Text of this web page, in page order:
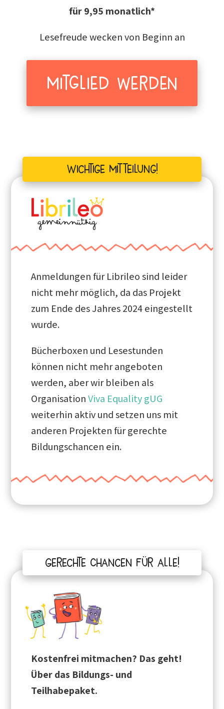
für 9,95 monatlich*
Lesefreude wecken von Beginn an
Mitglied werden
Wichtige Mitteilung!
Anmeldungen für Librileo sind leider
nicht mehr möglich, da das Projekt
zum Ende des Jahres 2024 eingestellt
wurde.
Bücherboxen und Lesestunden
können nicht mehr angeboten
werden, aber wir bleiben als
OrganisationViva Equality gUG
weiterhin aktiv und setzen uns mit
anderen Projekten für gerechte
Bildungschancen ein.
Gerechte Chancen für alle!
Kostenfrei mitmachen? Das geht!
Über das Bildungs- und
Teilhabepaket.